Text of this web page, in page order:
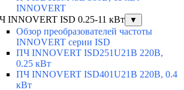
INNOVERT
INNOVERT ISD 0.25-11 кВт
▼
Обзор преобразователей частоты
INNOVERT серии ISD
ПЧ INNOVERT ISD251U21B 220В,
0.25 кВт
ПЧ INNOVERT ISD401U21B 220В, 0.4
кВт